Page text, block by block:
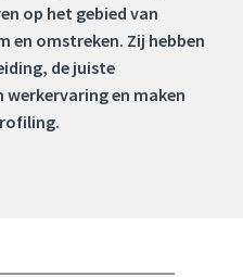
op het gebied van
en omstreken. Zij hebben
de juiste
en maken